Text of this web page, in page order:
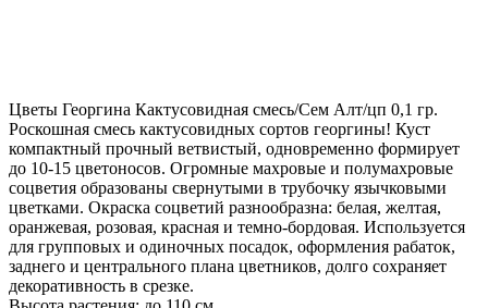
Цветы Георгина Кактусовидная смесь/Сем Алт/цп 0,1 гр.
Роскошная смесь кактусовидных сортов георгины! Куст
компактный прочный ветвистый, одновременно формирует
до 10-15 цветоносов. Огромные махровые и полумахровые
соцветия образованы свернутыми в трубочку язычковыми
цветками. Окраска соцветий разнообразна: белая, желтая,
оранжевая, розовая, красная и темно-бордовая. Используется
для групповых и одиночных посадок, оформления рабаток,
заднего и центрального плана цветников, долго сохраняет
декоративность в срезке.